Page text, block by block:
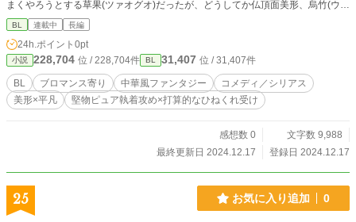
まくやろうとする草果(ツァオグオ)だったが、どうしてか仏頂面美形、烏竹(ウー
ジュー)の前では調子が狂う。仙士なんて大嫌いだったはずなのに、だんだん烏
竹(ウー ジュー)の純粋さに絆されていく草果(ツァオグオ)。 一方、烏竹(ウー ジ
ュー)が草果(ツァオグオ)に向ける感情も、次第に友情と言うには仄暗く重たい何
かへと変化していき……？ 誰とも仲良くなるつもりがなかった主人公に気がつ
けば友達ができ、ライバルができ、激重執着を向けてくる攻めができる。そんな
コメディありシリアスありの中華風ファンタジーです。 BLとブロマンスの中間
くらいのイメージで書いていますが今後どちらに針が振れるかは未知数。百合も
BL 連載中 長編
24h.ポイント 0pt
小説 228,704 位 / 228,704件 BL 31,407 位 / 31,407件
BL ブロマンス寄り 中華風ファンタジー
コメディ／シリアス
美形×平凡
堅物ピュア執着攻め×打算的なひねくれ受け
感想数 0
文字数 9,988
最終更新日 2024.12.17
登録日 2024.12.17
25 お気に入り追加 0